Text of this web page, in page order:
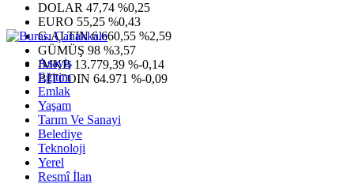
DOLAR 47,74 %0,25
EURO 55,25 %0,43
G.ALTIN6.660,55 %2,59
GÜMÜŞ 98 %3,57
IMKB 13.779,39 %-0,14
BITCOIN 64.971 %-0,09
Asayiş
Eğitim
Emlak
Yaşam
Tarım Ve Sanayi
Belediye
Teknoloji
Yerel
Resmî İlan